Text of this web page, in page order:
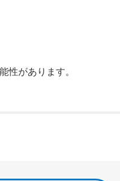
性があります。